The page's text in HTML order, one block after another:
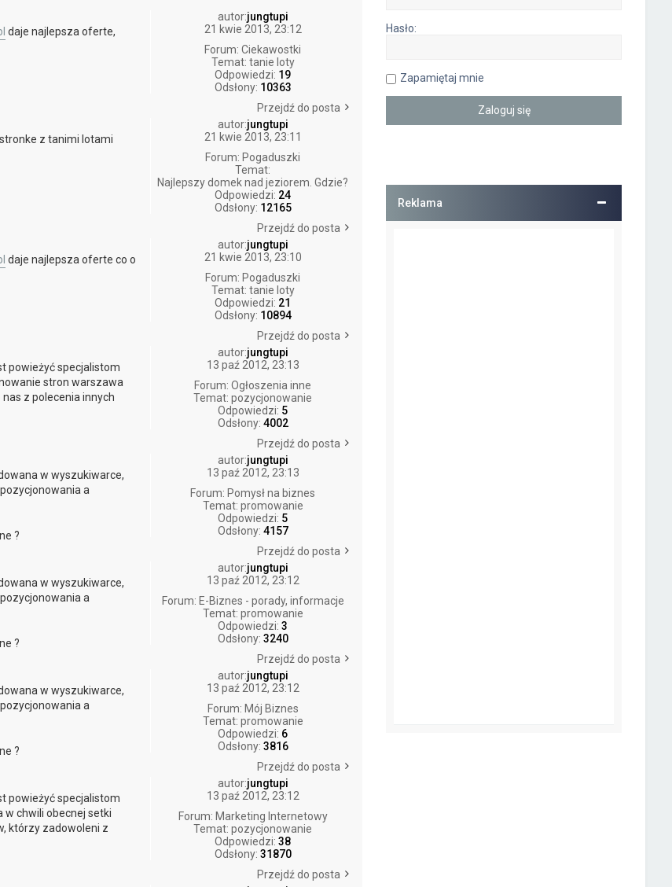
autor:jungtupi
21 kwie 2013, 23:12
Forum:Ciekawostki
Temat: tanie loty
Odpowiedzi: 19
Odsłony: 10363
daje najlepsza oferte,
Przejdź do posta
autor:jungtupi
21 kwie 2013, 23:11
Forum: Pogaduszki
Temat:
Najlepszy domek nad jeziorem. Gdzie?
Odpowiedzi: 24
Odsłony: 12165
z tanimi lotami
Przejdź do posta
autor:jungtupi
21 kwie 2013, 23:10
Forum: Pogaduszki
Temat: tanie loty
Odpowiedzi: 21
Odsłony: 10894
daje najlepsza oferte co o
Przejdź do posta
autor:jungtupi
13 paź 2012, 23:13
Forum:Ogłoszenia inne
Temat:pozycjonowanie
Odpowiedzi: 5
Odsłony: 4002
powieżyć specjalistom
stron warszawa
z polecenia innych
Przejdź do posta
autor:jungtupi
13 paź 2012, 23:13
Forum: Pomysł na biznes
Temat: promowanie
Odpowiedzi: 5
Odsłony: 4157
w wyszukiwarce,
a
?
Przejdź do posta
autor:jungtupi
13 paź 2012, 23:12
Forum: E-Biznes - porady, informacje
Temat: promowanie
Odpowiedzi:3
Odsłony: 3240
w wyszukiwarce,
a
?
Przejdź do posta
autor:jungtupi
13 paź 2012, 23:12
Forum: Mój Biznes
Temat: promowanie
Odpowiedzi: 6
Odsłony: 3816
w wyszukiwarce,
a
?
Przejdź do posta
autor:jungtupi
13 paź 2012, 23:12
Forum: Marketing Internetowy
Temat:pozycjonowanie
Odpowiedzi:38
Odsłony: 31870
powieżyć specjalistom
w chwili obecnej setki
którzy zadowoleni z
Przejdź do posta
Hasło:
Zapamiętaj mnie
Reklama